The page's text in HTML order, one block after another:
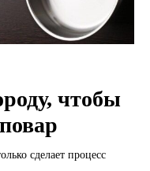
чтобы
сделает процесс